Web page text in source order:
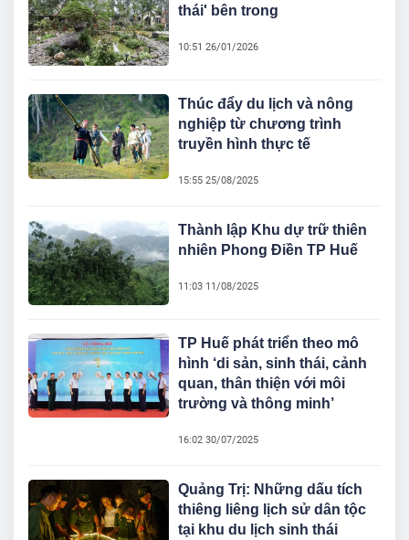
thái' bên trong
10:51 26/01/2026
Thúc đẩy du lịch và nông
nghiệp từ chương trình
truyền hình thực tế
15:55 25/08/2025
Thành lập Khu dự trữ thiên
nhiên Phong Điền TP Huế
11:03 11/08/2025
TP Huế phát triển theo mô
hình ‘di sản, sinh thái, cảnh
quan, thân thiện với môi
trường và thông minh’
16:02 30/07/2025
Quảng Trị: Những dấu tích
thiêng liêng lịch sử dân tộc
tại khu du lịch sinh thái